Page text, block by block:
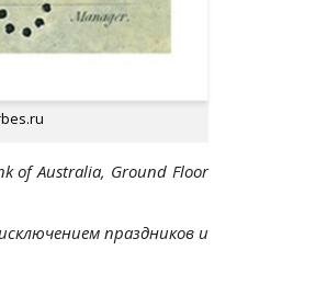
of Australia, Ground Floor
праздников и